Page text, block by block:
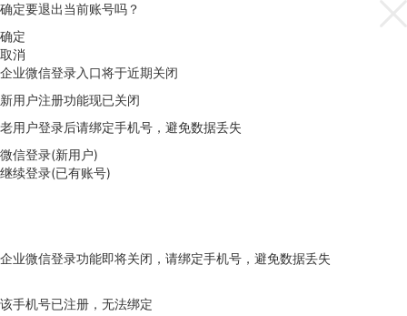
确定要退出当前账号吗？
确定
取消
企业微信登录入口将于近期关闭
新用户注册功能现已关闭
老用户登录后请绑定手机号，避免数据丢失
微信登录(新用户)
继续登录(已有账号)
企业微信登录功能即将关闭，请绑定手机号，避免数据丢失
该手机号已注册，无法绑定